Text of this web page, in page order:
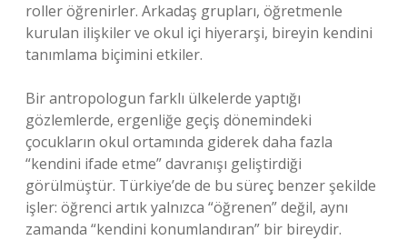
roller öğrenirler. Arkadaş grupları, öğretmenle
kurulan ilişkiler ve okul içi hiyerarşi, bireyin kendini
tanımlama biçimini etkiler.
Bir antropologun farklı ülkelerde yaptığı
gözlemlerde, ergenliğe geçiş dönemindeki
çocukların okul ortamında giderek daha fazla
“kendini ifade etme” davranışı geliştirdiği
görülmüştür. Türkiye’de de bu süreç benzer şekilde
işler: öğrenci artık yalnızca “öğrenen” değil, aynı
zamanda “kendini konumlandıran” bir bireydir.